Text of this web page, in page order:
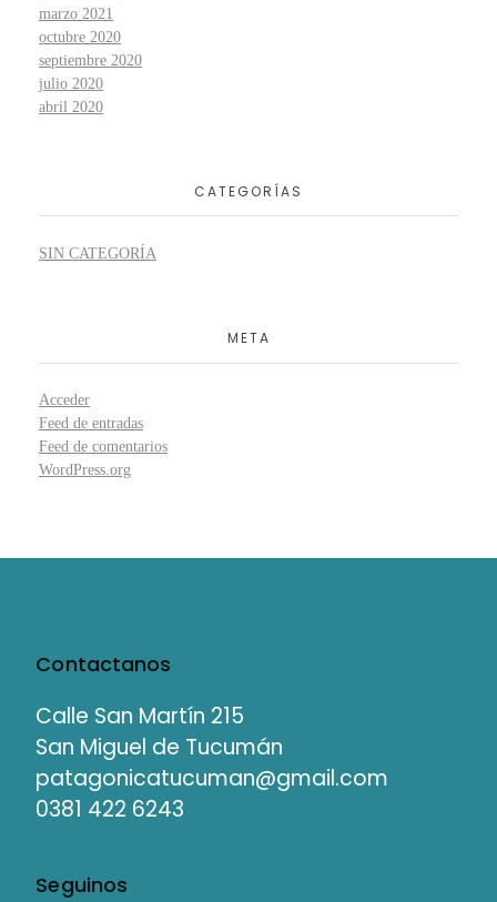
marzo 2021
octubre 2020
septiembre 2020
julio 2020
abril 2020
CATEGORÍAS
SIN CATEGORÍA
META
Acceder
Feed de entradas
Feed de comentarios
WordPress.org
Contactanos
Calle San Martín 215
San Miguel de Tucumán
patagonicatucuman@gmail.com
0381 422 6243
Seguinos